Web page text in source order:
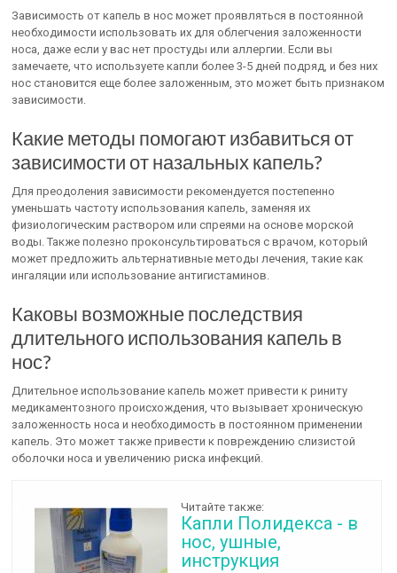
Зависимость от капель в нос может проявляться в постоянной
необходимости использовать их для облегчения заложенности
носа, даже если у вас нет простуды или аллергии. Если вы
замечаете, что используете капли более 3-5 дней подряд, и без них
нос становится еще более заложенным, это может быть признаком
зависимости.
Какие методы помогают избавиться от
зависимости от назальных капель?
Для преодоления зависимости рекомендуется постепенно
уменьшать частоту использования капель, заменяя их
физиологическим раствором или спреями на основе морской
воды. Также полезно проконсультироваться с врачом, который
может предложить альтернативные методы лечения, такие как
ингаляции или использование антигистаминов.
Каковы возможные последствия
длительного использования капель в
нос?
Длительное использование капель может привести к риниту
медикаментозного происхождения, что вызывает хроническую
заложенность носа и необходимость в постоянном применении
капель. Это может также привести к повреждению слизистой
оболочки носа и увеличению риска инфекций.
Читайте также:
Капли Полидекса - в
нос, ушные,
инструкция